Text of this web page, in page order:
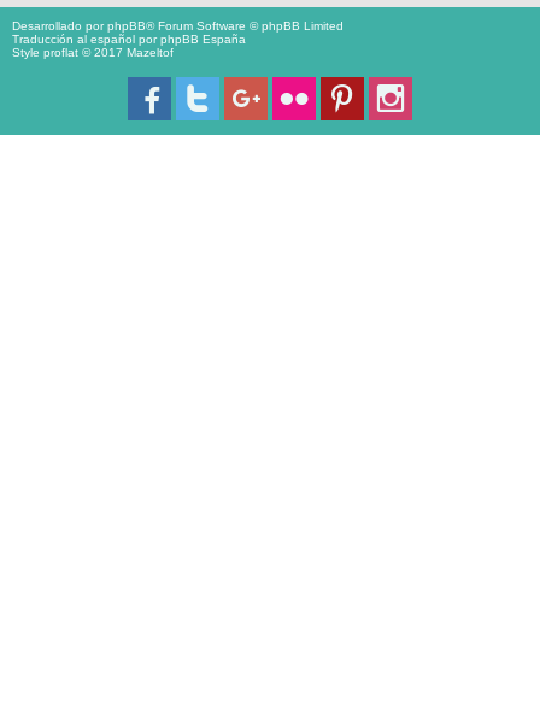
Desarrollado porphpBB® Forum Software © phpBB Limited
Traducción al español porphpBB España
Style proflat © 2017 Mazeltof